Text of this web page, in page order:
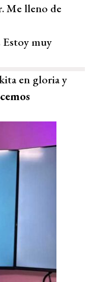
Me lleno de
Estoy muy
en gloria y